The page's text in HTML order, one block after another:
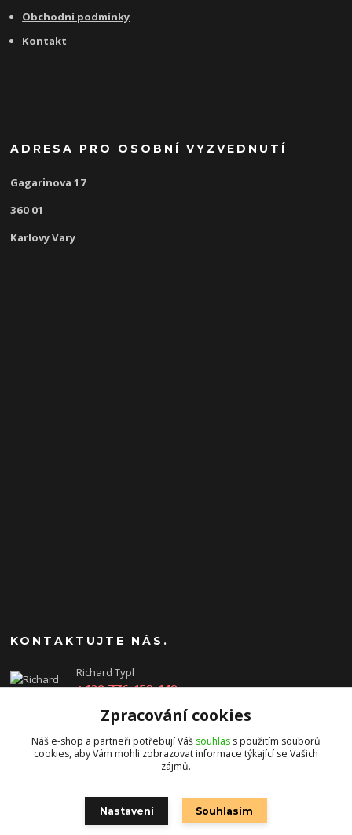
Obchodní podmínky
Kontakt
ADRESA PRO OSOBNÍ VYZVEDNUTÍ
Gagarinova 17
360 01
Karlovy Vary
KONTAKTUJTE NÁS.
Richard Typl
+420 776 459 449
obchod@rtgames.cz
Zpracování cookies
Náš e-shop a partneři potřebují Váš souhlas s použitím souborů
cookies, aby Vám mohli zobrazovat informace týkající se Vašich
zájmů.
Nastavení Souhlasím